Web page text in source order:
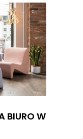
BIURO W